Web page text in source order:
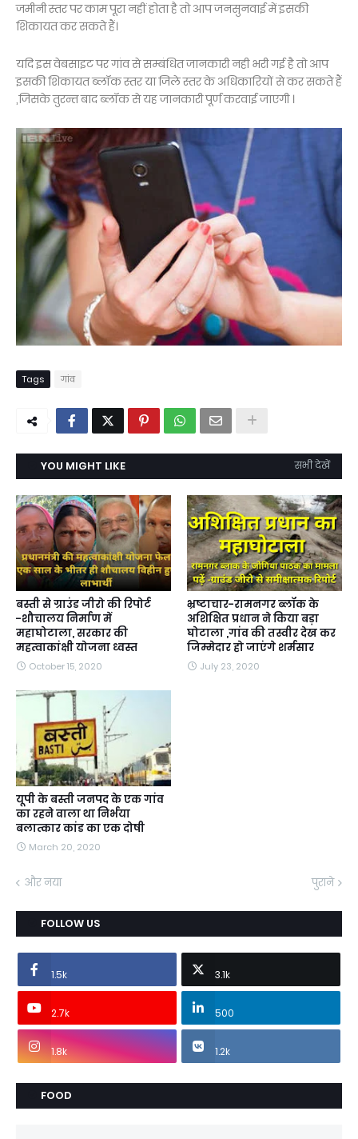
जमीनी स्तर पर काम पूरा नहीं होता है तो आप जनसुनवाई में इसकी
शिकायत कर सकते हैं।
यदि इस वेबसाइट पर गांव से सम्बंधित जानकारी नही भरी गई है तो आप
इसकी शिकायत ब्लॉक स्तर या जिले स्तर के अधिकारियों से कर सकते हैं
,जिसके तुरन्त बाद ब्लॉक से यह जानकारी पूर्ण करवाई जाएगी ।
Tags गांव
YOU MIGHT LIKE सभी देखें
बस्ती से ग्राउंड जीरो की रिपोर्ट
-शौचालय निर्माण में
महाघोटाला, सरकार की
महत्वाकांक्षी योजना ध्वस्त
October 15, 2020
भ्रष्टाचार-रामनगर ब्लॉक के
अशिक्षित प्रधान ने किया बड़ा
घोटाला ,गांव की तस्वीर देख कर
जिम्मेदार हो जाएंगे शर्मसार
July 23, 2020
यूपी के बस्ती जनपद के एक गांव
का रहने वाला था निर्भया
बलात्कार कांड का एक दोषी
March 20, 2020
और नया पुराने
FOLLOW US
1.5k 3.1k
2.7k 500
1.8k 1.2k
FOOD